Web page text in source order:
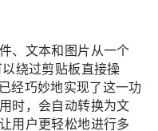
、文本和图片从一个
绕过剪贴板直接操
经巧妙地实现了这一功
时，会自动转换为文
用户更轻松地进行多